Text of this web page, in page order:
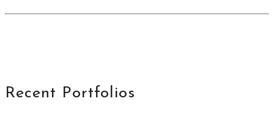
Recent Portfolios